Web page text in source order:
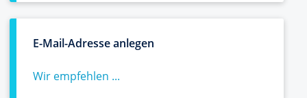
E-Mail-Adresse anlegen
Wir empfehlen ...